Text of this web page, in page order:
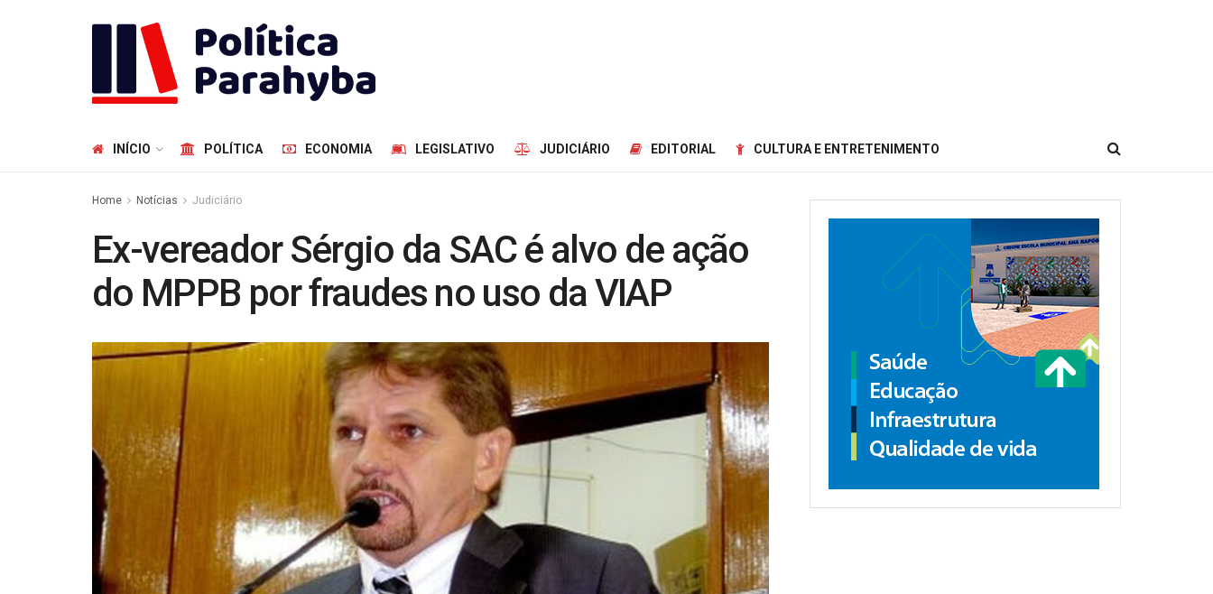
INÍCIO POLÍTICA ECONOMIA LEGISLATIVO JUDICIÁRIO EDITORIAL CULTURA E ENTRETENIMENTO
Home Notícias Judiciário
Ex-vereador Sérgio da SAC é alvo de ação
do MPPB por fraudes no uso da VIAP